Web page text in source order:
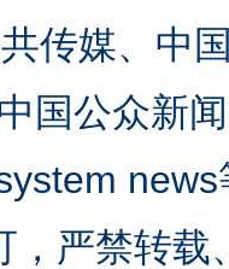
传媒、中
国公众新
，严禁转